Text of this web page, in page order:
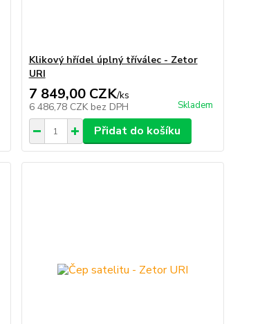
Klikový hřídel úplný tříválec - Zetor
URI
7 849,00 CZK/ks
6 486,78 CZK bez DPH Skladem
Přidat do košíku